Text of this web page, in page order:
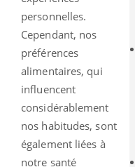
personnelles.
Cependant, nos
préférences
alimentaires, qui
influencent
considérablement
nos habitudes, sont
également liées à
notre santé